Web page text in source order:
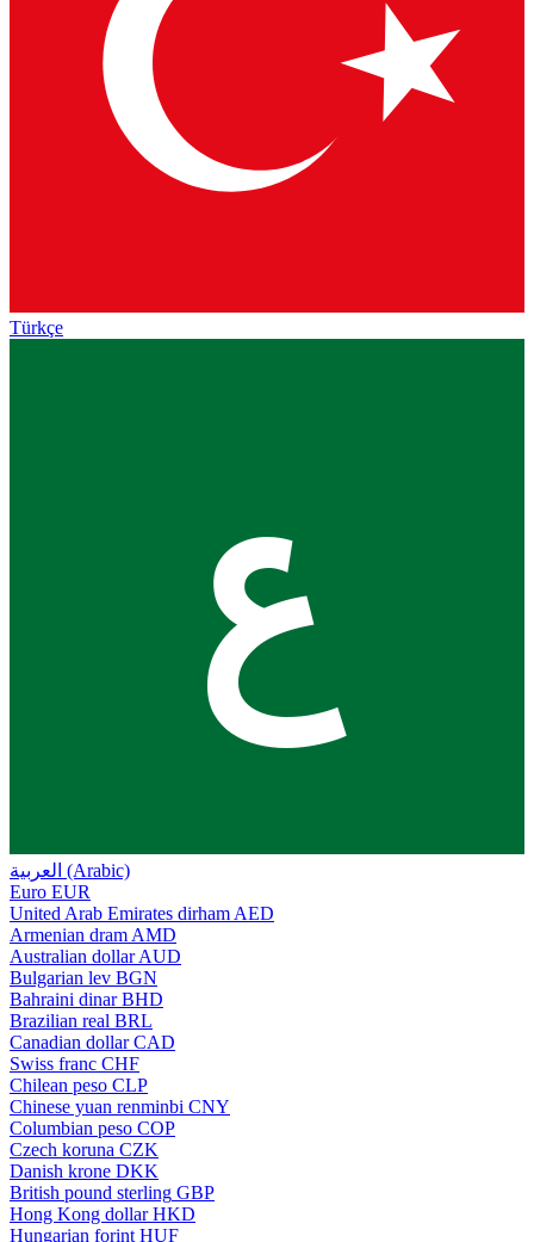
Türkçe
ع
العربية (Arabic)
Euro EUR
United Arab Emirates dirham AED
Armenian dram AMD
Australian dollar AUD
Bulgarian lev BGN
Bahraini dinar BHD
Brazilian real BRL
Canadian dollar CAD
Swiss franc CHF
Chilean peso CLP
Chinese yuan renminbi CNY
Columbian peso COP
Czech koruna CZK
Danish krone DKK
British pound sterling GBP
Hong Kong dollar HKD
Hungarian forint HUF